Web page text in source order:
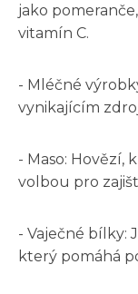
jako
vitamín C.
- Mléčné
vynikajícím
- Maso: Hovězí,
volbou pro
- Vaječné bílky:
který pomáhá